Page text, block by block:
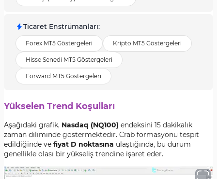
Ticaret Enstrümanları:
Forex MT5 Göstergeleri Kripto MT5 Göstergeleri
Hisse Senedi MT5 Göstergeleri
Forward MT5 Göstergeleri
Yükselen Trend Koşulları
Aşağıdaki grafik, Nasdaq (NQ100) endeksini 15 dakikalık
zaman diliminde göstermektedir. Crab formasyonu tespit
edildiğinde ve fiyat D noktasına ulaştığında, bu durum
genellikle olası bir yükseliş trendine işaret eder.